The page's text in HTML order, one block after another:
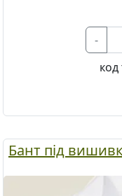
-
код
Бант під